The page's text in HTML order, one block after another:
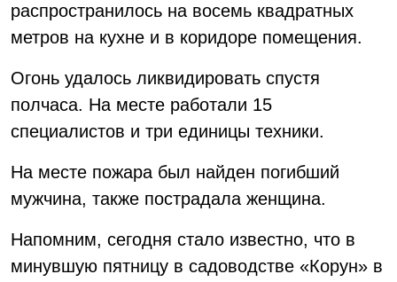
распространилось на восемь квадратных
метров на кухне и в коридоре помещения.
Огонь удалось ликвидировать спустя
полчаса. На месте работали 15
специалистов и три единицы техники.
На месте пожара был найден погибший
мужчина, также пострадала женщина.
Напомним, сегодня стало известно, что в
минувшую пятницу в садоводстве «Корун» в